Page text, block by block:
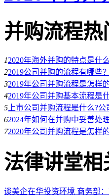
并购流程热
12020年海外并购的特点是什
22019公司并购的流程有哪些
32019年公司并购流程是怎样
42019年公司并购基本流程是
5 上市公司并购流程是什么?
62024年如何在并购中妥善处
72020年公司并购流程是怎样
法律讲堂相
谈美企在华投资环境 商务部